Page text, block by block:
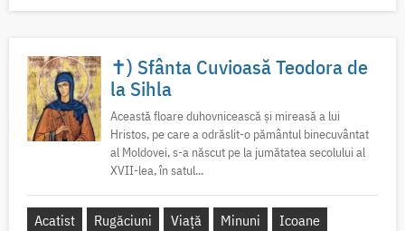
✝) Sfânta Cuvioasă Teodora de
la Sihla
Această floare duhovnicească și mireasă a lui
Hristos, pe care a odrăslit-o pământul binecuvântat
al Moldovei, s-a născut pe la jumătatea secolului al
XVII-lea, în satul...
Acatist Rugăciuni Viață Minuni
Icoane